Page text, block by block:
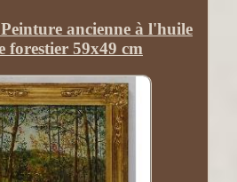
ancienne à l'huile
forestier 59x49 cm